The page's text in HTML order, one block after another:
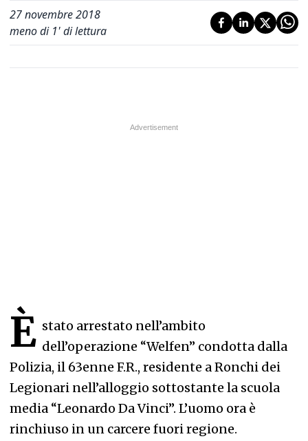
27 novembre 2018
meno di 1' di lettura
È stato arrestato nell’ambito
dell’operazione “Welfen” condotta dalla
Polizia, il 63enne F.R., residente a Ronchi dei
Legionari nell’alloggio sottostante la scuola
media “Leonardo Da Vinci”. L’uomo ora è
rinchiuso in un carcere fuori regione.